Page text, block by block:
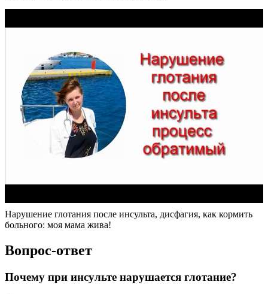
Нарушение глотания после инсульта, дисфагия, как кормить
больного: моя мама жива!
Вопрос-ответ
Почему при инсульте нарушается глотание?